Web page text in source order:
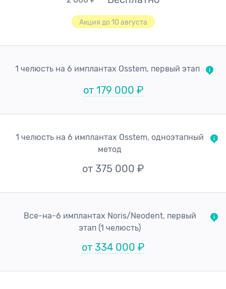
Акция до 10 августа
1 челюсть на 6 имплантах Osstem, первый этап
от 179 000 ₽
1 челюсть на 6 имплантах Osstem, одноэтапный
метод
от 375 000 ₽
Все-на-6 имплантах Noris/Neodent, первый
этап (1 челюсть)
от 334 000 ₽